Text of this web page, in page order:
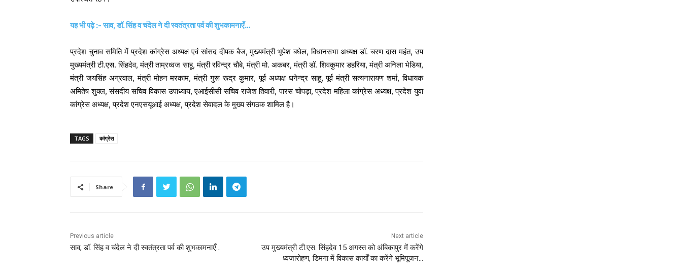
यह भी पढ़े :- साव, डॉ. सिंह व चंदेल ने दी स्वतंत्रता पर्व की शुभकामनाएँ…
प्रदेश चुनाव समिति में प्रदेश कांग्रेस अध्यक्ष एवं सांसद दीपक बैज, मुख्यमंत्री भूपेश बघेल, विधानसभा अध्यक्ष डॉ. चरण दास महंत, उप
मुख्यमंत्री टी.एस. सिंहदेव, मंत्री ताम्रध्वज साहू, मंत्री रविन्द्र चौबे, मंत्री मो. अकबर, मंत्री डॉ. शिवकुमार डहरिया, मंत्री अनिला भेडिया,
मंत्री जयसिंह अग्रवाल, मंत्री मोहन मरकाम, मंत्री गुरू रूद्र कुमार, पूर्व अध्यक्ष धनेन्द्र साहू, पूर्व मंत्री सत्यनारायण शर्मा, विधायक
अमितेष शुक्ल, संसदीय सचिव विकास उपाध्याय, एआईसीसी सचिव राजेश तिवारी, पारस चोपड़ा, प्रदेश महिला कांग्रेस अध्यक्ष, प्रदेश युवा
कांग्रेस अध्यक्ष, प्रदेश एनएसयूआई अध्यक्ष, प्रदेश सेवादल के मुख्य संगठक शामिल है।
TAGS कांग्रेस
Share
Previous article
साव, डॉ. सिंह व चंदेल ने दी स्वतंत्रता पर्व की शुभकामनाएँ…
Next article
उप मुख्यमंत्री टी.एस. सिंहदेव 15 अगस्त को अंबिकापुर में करेंगे
ध्वजारोहण, डिमगा में विकास कार्यों का करेंगे भूमिपूजन…